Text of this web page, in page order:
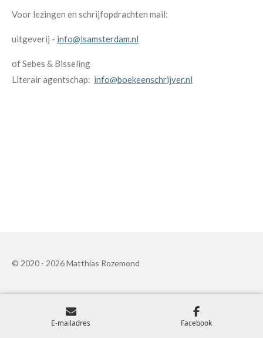
Voor lezingen en schrijfopdrachten mail:
uitgeverij - info@lsamsterdam.nl
of Sebes & Bisseling
Literair agentschap: info@boekeenschrijver.nl
© 2020 - 2026 Matthias Rozemond
E-mailadres Facebook